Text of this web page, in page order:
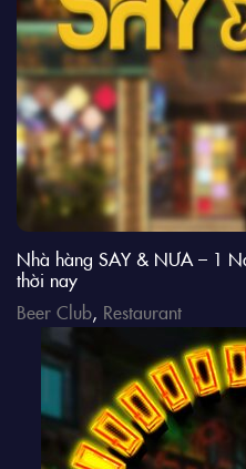
Nhà hàng SAY & NƯA – 1
thời nay
Beer Club, Restaurant